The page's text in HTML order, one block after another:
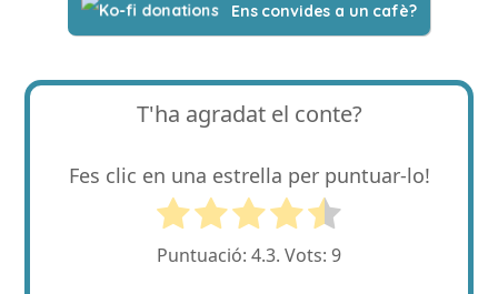
Ens convides a un cafè?
T'ha agradat el conte?
Fes clic en una estrella per puntuar-lo!
Puntuació: 4.3. Vots: 9